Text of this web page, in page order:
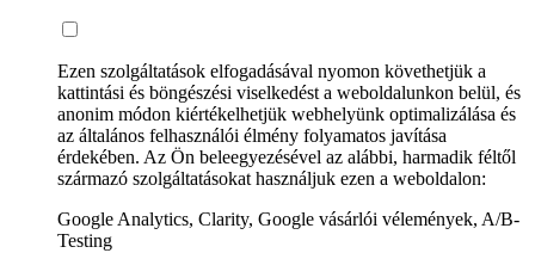
Ezen szolgáltatások elfogadásával nyomon követhetjük a
kattintási és böngészési viselkedést a weboldalunkon belül, és
anonim módon kiértékelhetjük webhelyünk optimalizálása és
az általános felhasználói élmény folyamatos javítása
érdekében. Az Ön beleegyezésével az alábbi, harmadik féltől
származó szolgáltatásokat használjuk ezen a weboldalon:
Google Analytics, Clarity, Google vásárlói vélemények, A/B-
Testing